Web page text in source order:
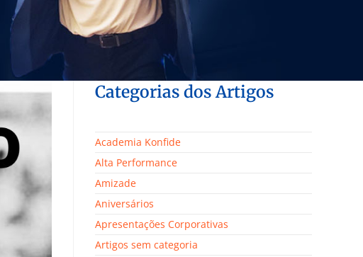
Categorias dos Artigos
Academia Konfide
Alta Performance
Amizade
Aniversários
Apresentações Corporativas
Artigos sem categoria